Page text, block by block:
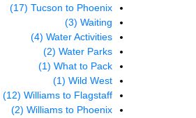
Tucson to Phoenix
(17)
Waiting
(3)
Water Activities
(4)
Water Parks
(2)
What to Pack
(1)
Wild West
(1)
Williams to Flagstaff
(12)
Williams to Phoenix
(2)